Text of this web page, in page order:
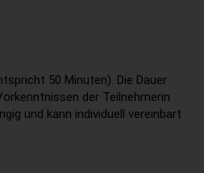
50 Minuten). Die Dauer
der Teilnehmerin
und kann individuell vereinbart